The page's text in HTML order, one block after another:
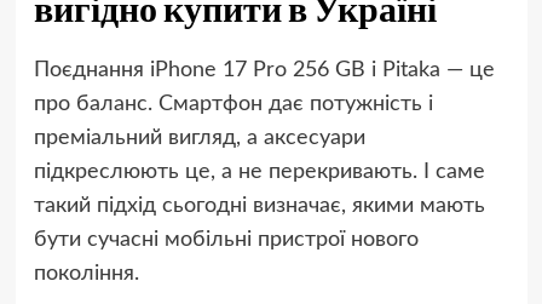
Поєднання iPhone 17 Pro 256 GB і Pitaka — це
про баланс. Смартфон дає потужність і
преміальний вигляд, а аксесуари
підкреслюють це, а не перекривають. І саме
такий підхід сьогодні визначає, якими мають
бути сучасні мобільні пристрої нового
покоління.